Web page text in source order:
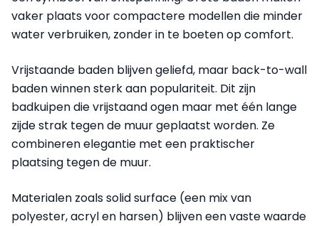
vaker plaats voor compactere modellen die minder
water verbruiken, zonder in te boeten op comfort.
Vrijstaande baden blijven geliefd, maar back-to-wall
baden winnen sterk aan populariteit. Dit zijn
badkuipen die vrijstaand ogen maar met één lange
zijde strak tegen de muur geplaatst worden. Ze
combineren elegantie met een praktischer
plaatsing tegen de muur.
Materialen zoals solid surface (een mix van
polyester, acryl en harsen) blijven een vaste waarde